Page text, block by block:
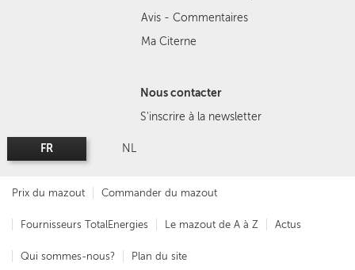
Avis - Commentaires
Ma Citerne
Nous contacter
S'inscrire à la newsletter
FR NL
Prix du mazout Commander du mazout
Fournisseurs TotalEnergies Le mazout de A à Z Actus
Qui sommes-nous? Plan du site